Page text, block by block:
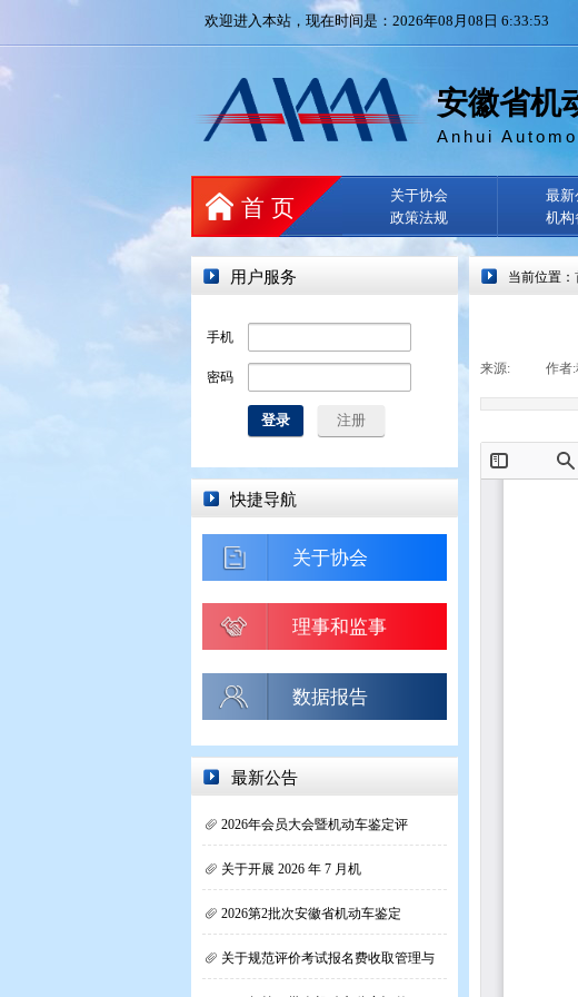
最新
机构
首 页
关于协会
政策法规
欢迎进入本站，现在时间是：2026年08月08日 6:33:53
安徽省机
Anhui
用户服务
手机
密码
登录 注册
最新公告
2026年会员大会暨机动车鉴定评
关于开展 2026 年 7 月机
2026第2批次安徽省机动车鉴定
关于规范评价考试报名费收取管理与
快捷导航
数据报告
关于协会
理事和监事
来源: 作者:
当前位置：